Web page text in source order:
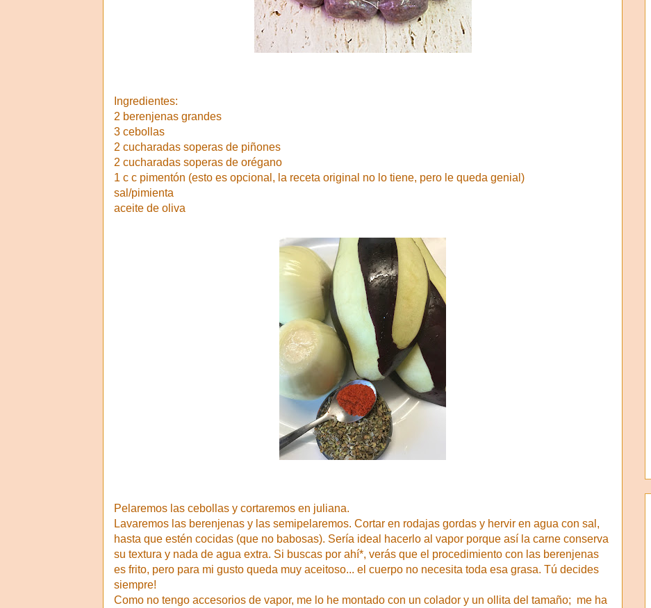
Ingredientes:
2 berenjenas grandes
3 cebollas
2 cucharadas soperas de piñones
2 cucharadas soperas de orégano
1 c c pimentón (esto es opcional, la receta original no lo tiene, pero le queda genial)
sal/pimienta
aceite de oliva
Pelaremos las cebollas y cortaremos en juliana.
Lavaremos las berenjenas y las semipelaremos. Cortar en rodajas gordas y hervir en agua con sal,
hasta que estén cocidas (que no babosas). Sería ideal hacerlo al vapor porque así la carne conserva
su textura y nada de agua extra. Si buscas por ahí*, verás que el procedimiento con las berenjenas
es frito, pero para mi gusto queda muy aceitoso... el cuerpo no necesita toda esa grasa. Tú decides
siempre!
Como no tengo accesorios de vapor, me lo he montado con un colador y un ollita del tamaño; me ha